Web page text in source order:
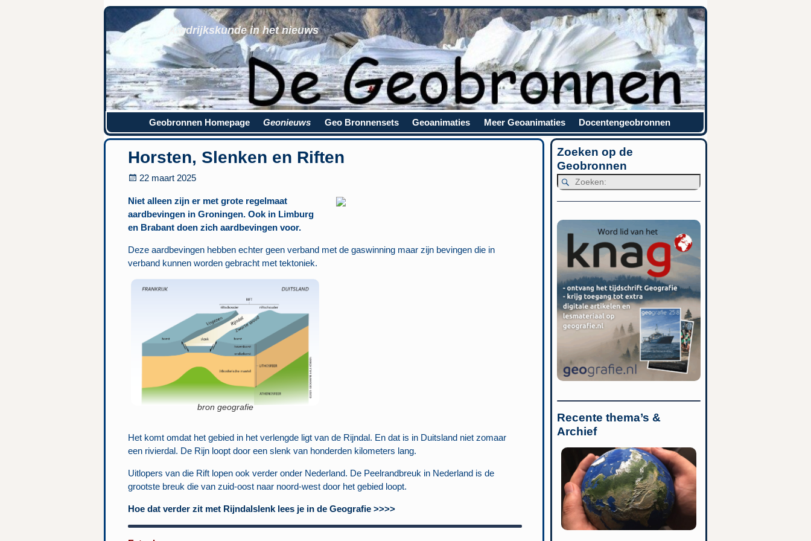
Aardrijkskunde in het nieuws
Geobronnen Homepage Geonieuws Geo Bronnensets Geoanimaties Meer Geoanimaties Docentengeobronnen
Horsten, Slenken en Riften
22 maart 2025
Niet alleen zijn er met grote regelmaat
aardbevingen in Groningen. Ook in Limburg
en Brabant doen zich aardbevingen voor.
Deze aardbevingen hebben echter geen verband met de gaswinning maar zijn bevingen die in
verband kunnen worden gebracht met tektoniek.
bron geografie
Het komt omdat het gebied in het verlengde ligt van de Rijndal. En dat is in Duitsland niet zomaar
een rivierdal. De Rijn loopt door een slenk van honderden kilometers lang.
Uitlopers van die Rift lopen ook verder onder Nederland. De Peelrandbreuk in Nederland is de
grootste breuk die van zuid-oost naar noord-west door het gebied loopt.
Hoe dat verder zit met Rijndalslenk lees je in de Geografie >>>>
Zoeken op de
Geobronnen
Recente thema’s &
Archief